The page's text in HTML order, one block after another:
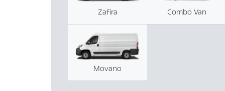
Zafira Combo Van
Movano